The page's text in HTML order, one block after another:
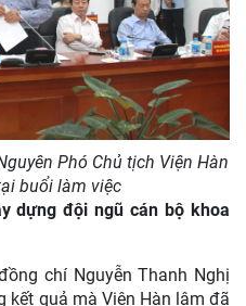
Phó Chủ tịch Viện Hàn
buổi làm việc
dựng đội ngũ cán bộ khoa
chí Nguyễn Thanh Nghị
kết quả mà Viện Hàn lâm đã